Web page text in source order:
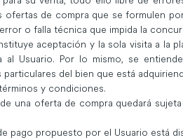
ofertas de compra que se formulen
o falla técnica que impida la
aceptación y la sola visita a la
al Usuario. Por lo mismo, se
del bien que está
y condiciones.
una oferta de compra quedará
pago propuesto por el Usuario está